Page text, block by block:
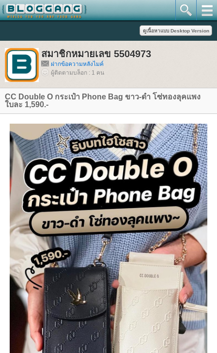
สมาชิกหมายเลข 5504973
ฝากข้อความหลังไมค์
ผู้ติดตามบล็อก : 1 คน
CC Double O กระเป๋า Phone Bag ขาว-ดำ โซ่ทองลุคแพง
บละ 1,590.-